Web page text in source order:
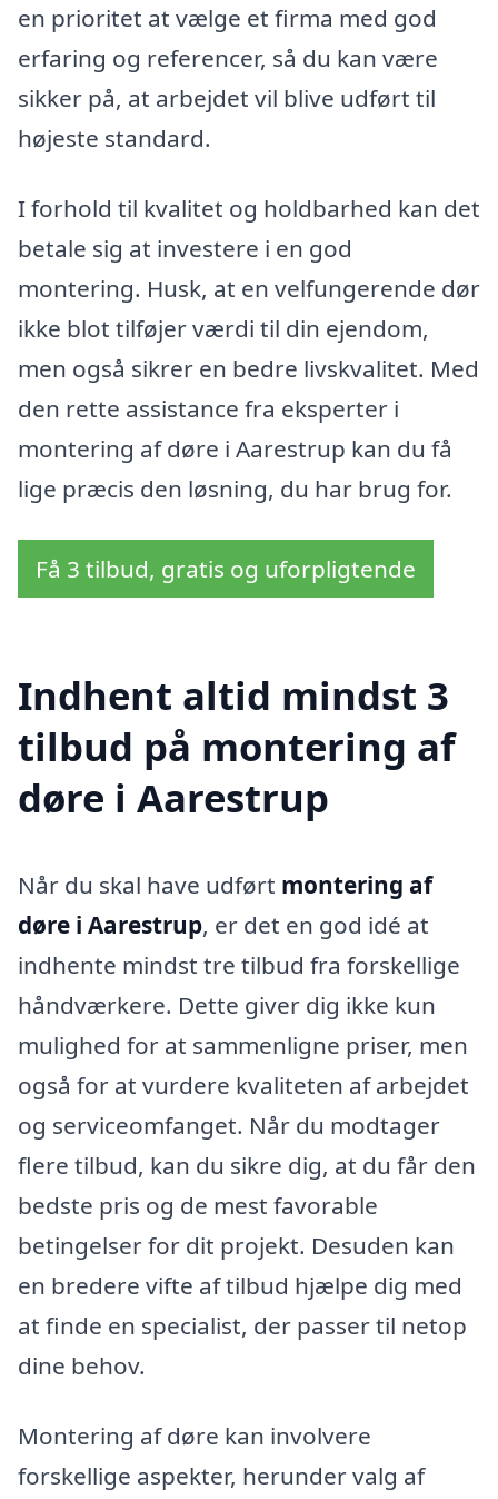
en prioritet at vælge et firma med god
erfaring og referencer, så du kan være
sikker på, at arbejdet vil blive udført til
højeste standard.
I forhold til kvalitet og holdbarhed kan det
betale sig at investere i en god
montering. Husk, at en velfungerende dør
ikke blot tilføjer værdi til din ejendom,
men også sikrer en bedre livskvalitet. Med
den rette assistance fra eksperter i
montering af døre i Aarestrup kan du få
lige præcis den løsning, du har brug for.
Få 3 tilbud, gratis og uforpligtende
Indhent altid mindst 3
tilbud på montering af
døre i Aarestrup
Når du skal have udført montering af
døre i Aarestrup, er det en god idé at
indhente mindst tre tilbud fra forskellige
håndværkere. Dette giver dig ikke kun
mulighed for at sammenligne priser, men
også for at vurdere kvaliteten af arbejdet
og serviceomfanget. Når du modtager
flere tilbud, kan du sikre dig, at du får den
bedste pris og de mest favorable
betingelser for dit projekt. Desuden kan
en bredere vifte af tilbud hjælpe dig med
at finde en specialist, der passer til netop
dine behov.
Montering af døre kan involvere
forskellige aspekter, herunder valg af